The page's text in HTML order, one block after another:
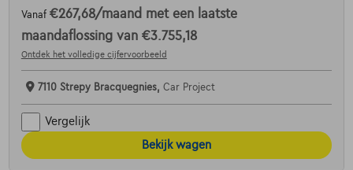
Vanaf €267,68/maand met een laatste
maandaflossing van €3.755,18
Ontdek het volledige cijfervoorbeeld
7110 Strepy Bracquegnies, Car Project
Vergelijk
Bekijk wagen